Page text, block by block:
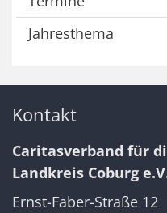
Jahresthema
Kontakt
Caritasverband für
Landkreis Coburg
Ernst-Faber-Straße 12